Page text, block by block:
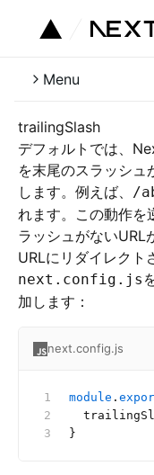
Menu
trailingSlash
デフォルトでは、
を末尾のスラッシュ
します。例えば、 /
れます。この動作を
ラッシュがないURL
URLにリダイレクト
next.config.js
加します：
next.config.js
module .
}